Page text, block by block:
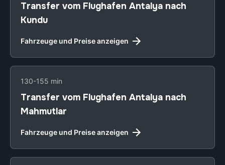
Transfer vom Flughafen Antalya nach
Kundu
Fahrzeuge und Preise anzeigen
130-155 min
Transfer vom Flughafen Antalya nach
Mahmutlar
Fahrzeuge und Preise anzeigen